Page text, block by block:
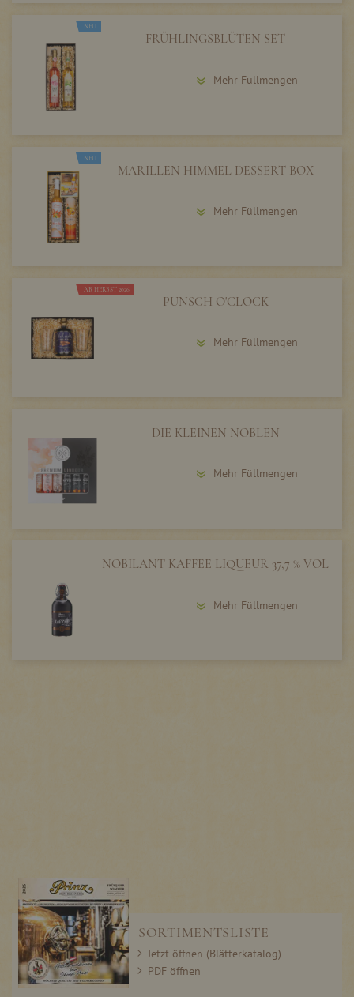
NEU
FRÜHLINGSBLÜTEN SET
Mehr Füllmengen
NEU
MARILLEN HIMMEL DESSERT BOX
Mehr Füllmengen
AB HERBST 2026
PUNSCH O'CLOCK
Mehr Füllmengen
DIE KLEINEN NOBLEN
Mehr Füllmengen
NOBILANT KAFFEE LIQUEUR 37,7 % VOL
Mehr Füllmengen
SORTIMENTSLISTE
Jetzt öffnen (Blätterkatalog)
PDF öffnen